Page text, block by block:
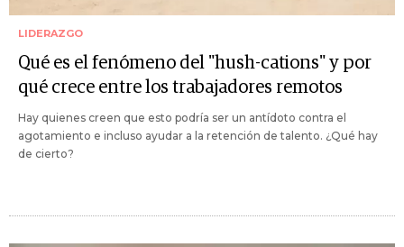
LIDERAZGO
Qué es el fenómeno del "hush-cations" y por
qué crece entre los trabajadores remotos
Hay quienes creen que esto podría ser un antídoto contra el
agotamiento e incluso ayudar a la retención de talento. ¿Qué hay
de cierto?